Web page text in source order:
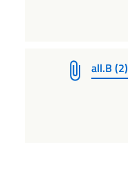
all.B (2)